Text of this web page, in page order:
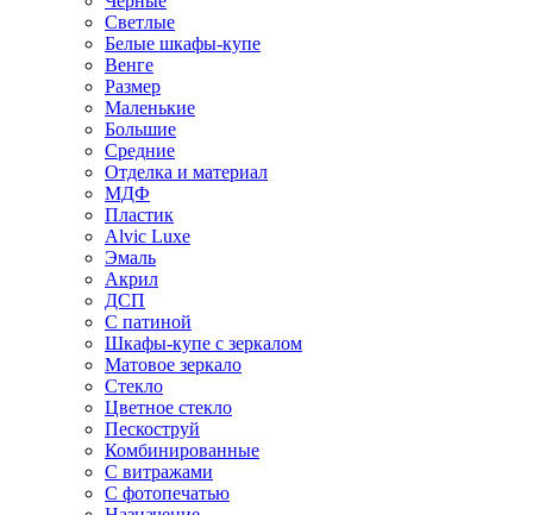
Светлые
Белые шкафы-купе
Венге
Размер
Маленькие
Большие
Средние
Отделка и материал
МДФ
Пластик
Alvic Luxe
Эмаль
Акрил
ДСП
С патиной
Шкафы-купе с зеркалом
Матовое зеркало
Стекло
Цветное стекло
Пескоструй
Комбинированные
С витражами
С фотопечатью